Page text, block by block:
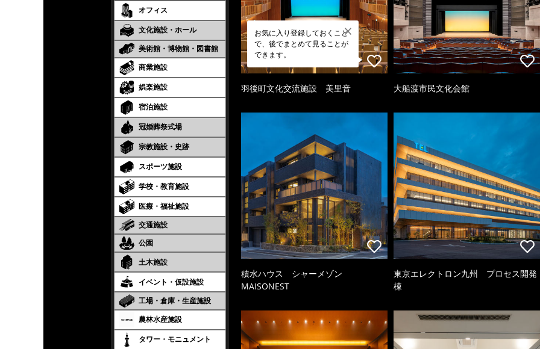
オフィス
文化施設・ホール
美術館・博物館・図書館
商業施設
娯楽施設
宿泊施設
冠婚葬祭式場
宗教施設・史跡
スポーツ施設
学校・教育施設
医療・福祉施設
交通施設
公園
土木施設
イベント・仮設施設
工場・倉庫・生産施設
農林水産施設
タワー・モニュメント
お気に入り登録しておくこと
で、後でまとめて見ることが
できます。
羽後町文化交流施設 美里音 大船渡市民文化会館
積水ハウス シャーメゾン
MAISONEST
東京エレクトロン九州 プロセス開発
棟